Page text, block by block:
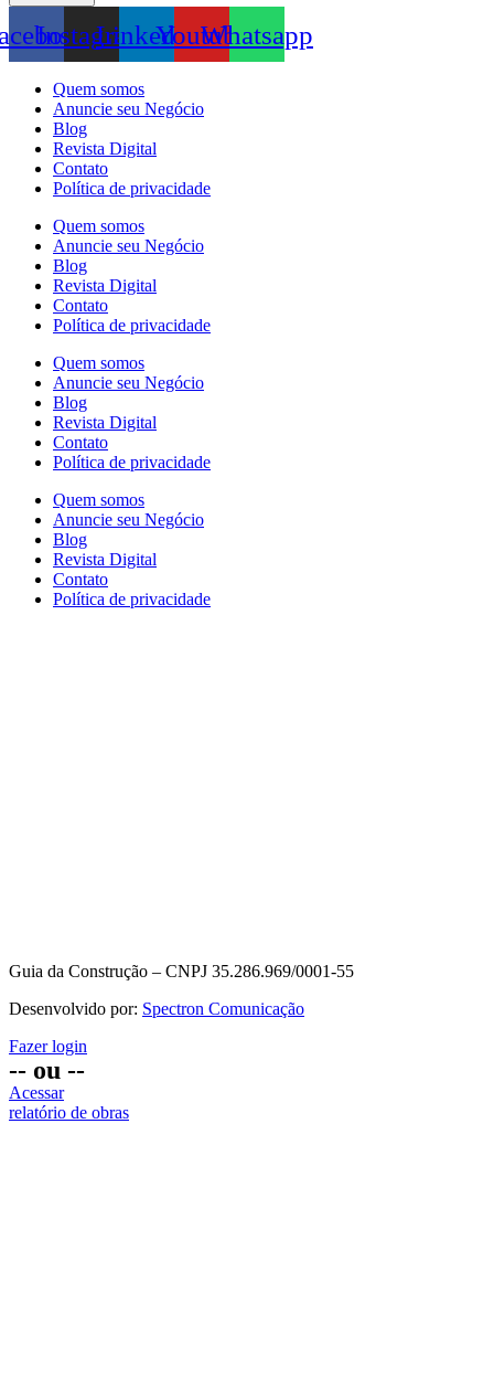
InstagramLinkedinYoutubeWhatsapp
Quem somos
Anuncie seu Negócio
Blog
Revista Digital
Contato
Política de privacidade
Quem somos
Anuncie seu Negócio
Blog
Revista Digital
Contato
Política de privacidade
Quem somos
Anuncie seu Negócio
Blog
Revista Digital
Contato
Política de privacidade
Quem somos
Anuncie seu Negócio
Blog
Revista Digital
Contato
Política de privacidade
Guia da Construção – CNPJ 35.286.969/0001-55
Desenvolvido por: Spectron Comunicação
Fazer login
-- ou --
Acessar
relatório de obras